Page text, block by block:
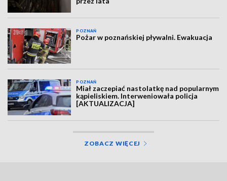
POZNAŃ
Pożar w poznańskiej pływalni. Ewakuacja
POZNAŃ
Miał zaczepiać nastolatkę nad popularnym
kąpieliskiem. Interweniowała policja
[AKTUALIZACJA]
ZOBACZ WIĘCEJ